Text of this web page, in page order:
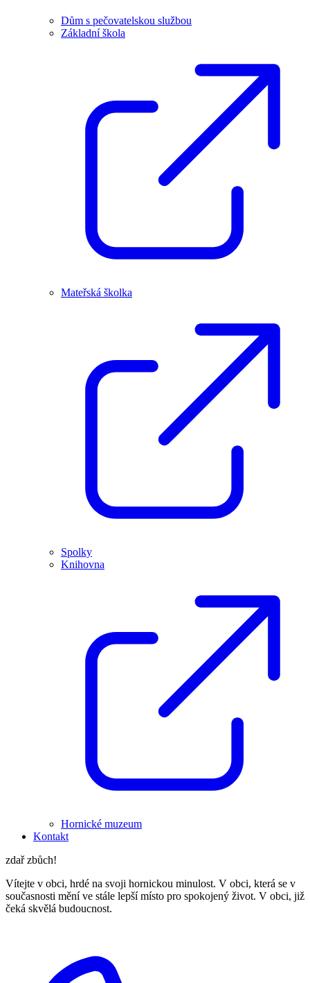
Dům s pečovatelskou službou
Základní škola
Mateřská školka
Spolky
Knihovna
Hornické muzeum
Kontakt
zdař zbůch!
Vítejte v obci, hrdé na svoji hornickou minulost. V obci, která se v
současnosti mění ve stále lepší místo pro spokojený život. V obci, již
čeká skvělá budoucnost.